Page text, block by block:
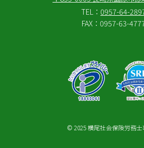
TEL： 0957-64-
FAX：0957-63-
© 2025 横尾社会保険労務士